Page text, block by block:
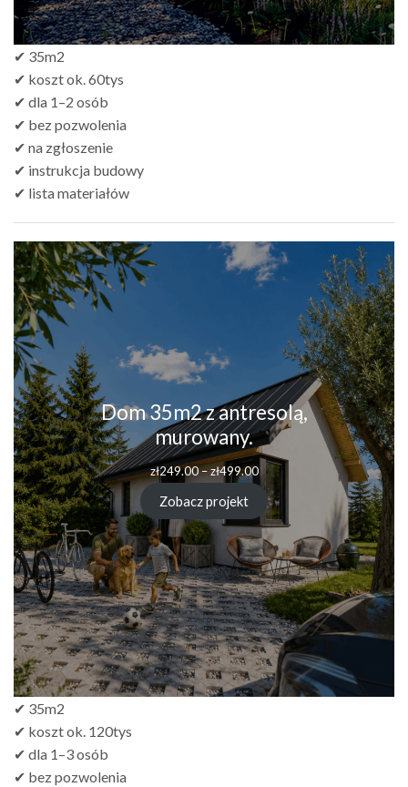
✔ 35m2
✔ koszt ok. 60tys
✔ dla 1–2 osób
✔ bez pozwolenia
✔ na zgłoszenie
✔ instrukcja budowy
✔ lista materiałów
Dom 35m2 z antresolą,
murowany.
zł249.00–zł499.00
Zobacz projekt
✔ 35m2
✔ koszt ok. 120tys
✔ dla 1–3 osób
✔ bez pozwolenia